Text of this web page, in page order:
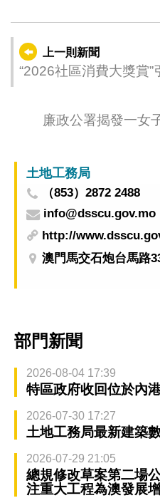
上一則新聞
“2026社區消費大獎賞
廉政公署揭發一女
土地工務局
（853）2872 2488
info@dsscu.gov.mo
http://
澳門馬交石炮台馬路
部門新聞
2026-08-04 17:39
特區政府收回位於內
2026-07-30 17:27
土地工務局最新建築
2026-07-29 21:05
總規修改草案第二場
注重大工程為澳發展